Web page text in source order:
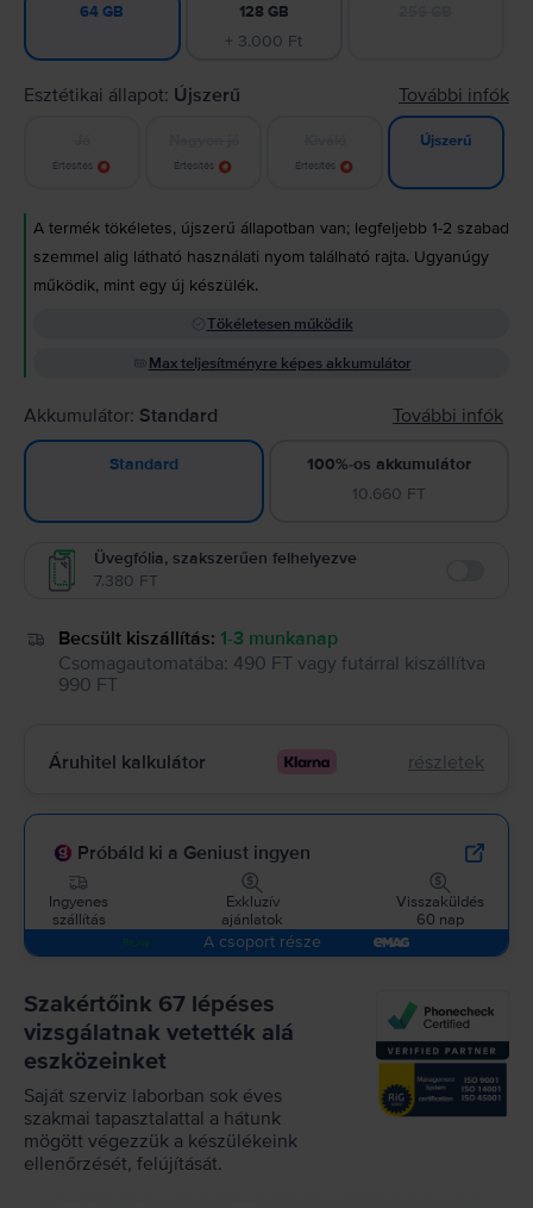
64 GB 128 GB
+ 3.000 Ft
Esztétikai állapot: Újszerű További infók
Értesítés Értesítés Értesítés
Újszerű
A termék tökéletes, újszerű állapotban van; legfeljebb 1-2 szabad
szemmel alig látható használati nyom található rajta. Ugyanúgy
működik, mint egy új készülék.
Tökéletesen működik
Max teljesítményre képes akkumulátor
Akkumulátor: Standard További infók
Standard
100%-os akkumulátor
10.660 FT
Üvegfólia, szakszerűen felhelyezve
7.380 FT
Becsült kiszállítás: 1-3 munkanap
Csomagautomatába: 490 FT vagy futárral kiszállítva
990 FT
Áruhitel kalkulátor részletek
Próbáld ki a Geniust ingyen
Ingyenes
szállítás
Exkluzív
ajánlatok
Visszaküldés
60 nap
A csoport része
Szakértőink 67 lépéses
vizsgálatnak vetették alá
eszközeinket
Saját szerviz laborban sok éves
szakmai tapasztalattal a hátunk
mögött végezzük a készülékeink
ellenőrzését, felújítását.